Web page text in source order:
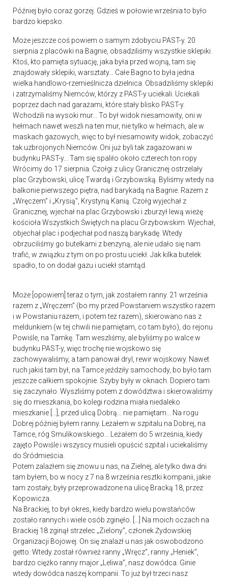
Później było coraz gorzej. Gdzieś w połowie września to było
bardzo kiepsko.
Może jeszcze coś powiem o samym zdobyciu PAST-y. 20
sierpnia z placówki na Bagnie, obsadziliśmy wszystkie sklepiki.
Ktoś, kto pamięta sytuację, jaka była przed wojną, tam się
znajdowały sklepiki, warsztaty... Całe Bagno to była jedna
wielka handlowo-rzemieślnicza dzielnica. Obsadziliśmy sklepiki
i zatrzymaliśmy Niemców, którzy z PAST-y uciekali. Uciekali
poprzez dach nad garażami, które stały blisko PAST-y.
Wchodzili na wysoki mur... To był widok niesamowity, oni w
hełmach nawet weszli na ten mur, nie tylko w hełmach, ale w
maskach gazowych, więc to był niesamowity widok, zobaczyć
tak uzbrojonych Niemców. Oni już byli tak zagazowani w
budynku PAST-y... Tam się spaliło około czterech ton ropy
Wrócimy do 17 sierpnia. Czołgi z ulicy Granicznej ostrzelały
plac Grzybowski, ulicę Twardą i Grzybowską. Byliśmy wtedy na
balkonie pierwszego piętra, nad barykadą na Bagnie. Razem z
„Wręczem” i „Krysią”, Krystyną Kanią. Czołg wyjechał z
Granicznej, wjechał na plac Grzybowski i zburzył lewą wieżę
kościoła Wszystkich Świętych na placu Grzybowskim. Wjechał,
objechał plac i podjechał pod naszą barykadę. Wtedy
obrzuciliśmy go butelkami z benzyną, ale nie udało się nam
trafić, w związku z tym on po prostu uciekł. Jak kilka butelek
spadło, to on dodał gazu i uciekł stamtąd.
Może [opowiem] teraz o tym, jak zostałem ranny. 21 września
razem z „Wręczem” (bo my przed Powstaniem wszystko razem
i w Powstaniu razem, i potem też razem), skierowano nas z
meldunkiem (w tej chwili nie pamiętam, co tam było), do rejonu
Powiśle, na Tamkę. Tam weszliśmy, ale byliśmy po walce w
budynku PAST-y, więc trochę nie wojskowo się
zachowywaliśmy, a tam panował dryl, rewir wojskowy. Nawet
ruch jakiś tam był, na Tamce jeździły samochody, bo było tam
jeszcze całkiem spokojnie. Szyby były w oknach. Dopiero tam
się zaczynało. Wyszliśmy potem z dowództwa i skierowaliśmy
się do mieszkania, bo kolegi rodzina miała niedaleko
mieszkanie [...], przed ulicą Dobrą... nie pamiętam... Na rogu
Dobrej później byłem ranny. Leżałem w szpitalu na Dobrej, na
Tamce, róg Smulikowskiego… Leżałem do 5 września, kiedy
zajęto Powiśle i wszyscy musieli opuścić szpital i uciekaliśmy
do Śródmieścia.
Potem zalazłem się znowu u nas, na Zielnej, ale tylko dwa dni
tam byłem, bo w nocy z 7 na 8 września resztki kompanii, jakie
tam zostały, były przeprowadzone na ulicę Bracką 18, przez
Kopowicza.
Na Brackiej, to był okres, kiedy bardzo wielu powstańców
zostało rannych i wiele osób zginęło. [...] Na moich oczach na
Brackiej 18 zginął strzelec „Zielony”, członek Żydowskiej
Organizacji Bojowej. On się znalazł u nas jak oswobodzono
getto. Wtedy został również ranny „Wręcz”, ranny „Heniek”,
bardzo ciężko ranny major „Leliwa”, nasz dowódca. Ginie
wtedy dowódca naszej kompanii. To już był trzeci nasz